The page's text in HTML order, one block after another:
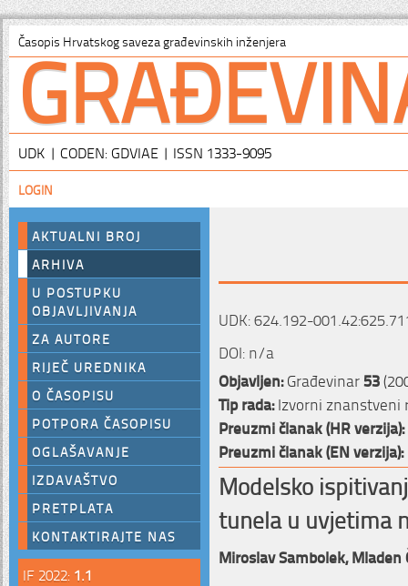
Časopis Hrvatskog saveza građevinskih inženjera
UDK | CODEN: GDVIAE | ISSN 1333-9095
LOGIN
AKTUALNI BROJ
ARHIVA
U POSTUPKU
OBJAVLJIVANJA
ZA AUTORE
RIJEČ UREDNIKA
O ČASOPISU
POTPORA ČASOPISU
OGLAŠAVANJE
IZDAVAŠTVO
PRETPLATA
KONTAKTIRAJTE NAS
IF 2022: 1.1
UDK: 624.192-
DOI: n/a
Objavljen:Građevinar53
Tip rada:Izvorni znanstveni
Preuzmi članak (HR verzija):
Preuzmi članak (EN verzija):
Modelsko
tunela u uvjetima
Miroslav Sambolek,Mladen